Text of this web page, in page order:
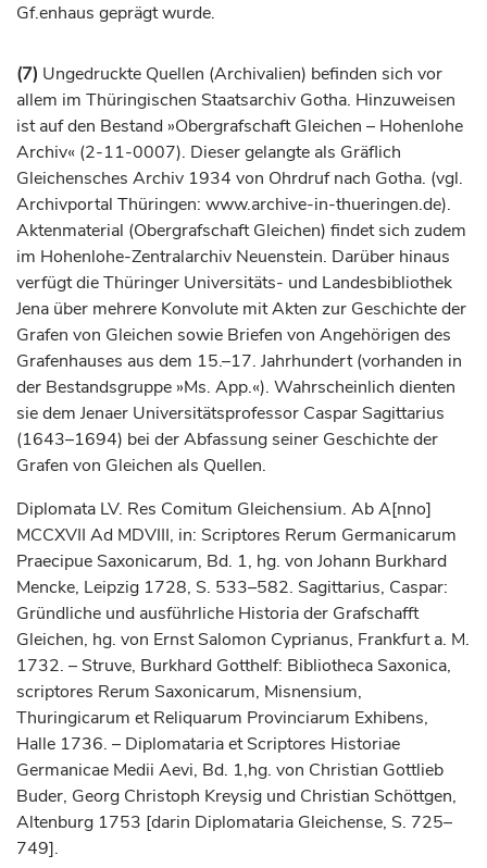
Gf.enhaus geprägt wurde.
(7) Ungedruckte Quellen (Archivalien) befinden sich vor
allem im Thüringischen Staatsarchiv Gotha. Hinzuweisen
ist auf den Bestand »Obergrafschaft Gleichen – Hohenlohe
Archiv« (2-11-0007). Dieser gelangte als Gräflich
Gleichensches Archiv 1934 von Ohrdruf nach Gotha. (vgl.
Archivportal Thüringen: www.archive-in-thueringen.de).
Aktenmaterial (Obergrafschaft Gleichen) findet sich zudem
im Hohenlohe-Zentralarchiv Neuenstein. Darüber hinaus
verfügt die Thüringer Universitäts- und Landesbibliothek
Jena über mehrere Konvolute mit Akten zur Geschichte der
Grafen von Gleichen sowie Briefen von Angehörigen des
Grafenhauses aus dem 15.–17. Jahrhundert (vorhanden in
der Bestandsgruppe »Ms. App.«). Wahrscheinlich dienten
sie dem Jenaer Universitätsprofessor Caspar Sagittarius
(1643–1694) bei der Abfassung seiner Geschichte der
Grafen von Gleichen als Quellen.
Diplomata LV. Res Comitum Gleichensium. Ab A[nno]
MCCXVII Ad MDVIII, in: Scriptores Rerum Germanicarum
Praecipue Saxonicarum, Bd. 1, hg. von Johann Burkhard
Mencke, Leipzig 1728, S. 533–582. Sagittarius, Caspar:
Gründliche und ausführliche Historia der Grafschafft
Gleichen, hg. von Ernst Salomon Cyprianus, Frankfurt a. M.
1732. – Struve, Burkhard Gotthelf: Bibliotheca Saxonica,
scriptores Rerum Saxonicarum, Misnensium,
Thuringicarum et Reliquarum Provinciarum Exhibens,
Halle 1736. – Diplomataria et Scriptores Historiae
Germanicae Medii Aevi, Bd. 1,hg. von Christian Gottlieb
Buder, Georg Christoph Kreysig und Christian Schöttgen,
Altenburg 1753 [darin Diplomataria Gleichense, S. 725–
749].